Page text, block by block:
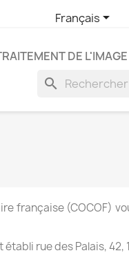
Français
DE L'IMAGE
search
française (COCOF)
rue des Palais, 42,